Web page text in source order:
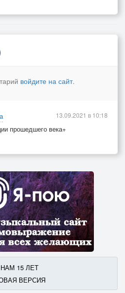
войдите на сайт.
прошедшего века+
13.09.2021 в 10:18
15 ЛЕТ
ВЕРСИЯ